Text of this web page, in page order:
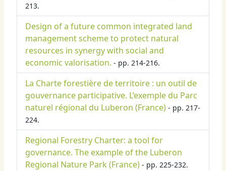
213.
Design of a future common integrated land
management scheme to protect natural
resources in synergy with social and
economic valorisation. - pp. 214-216.
La Charte forestière de territoire : un outil de
gouvernance participative. L’exemple du Parc
naturel régional du Luberon (France) - pp. 217-
224.
Regional Forestry Charter: a tool for
governance. The example of the Luberon
Regional Nature Park (France) - pp. 225-232.